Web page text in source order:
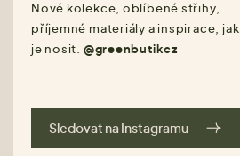
Nové kolekce, oblíbené střihy,
příjemné materiály a inspirace, jak
je nosit. @greenbutikcz
Sledovat na Instagramu